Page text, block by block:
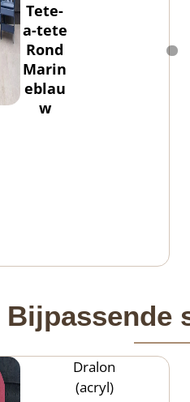
Tete-
a-tete
Rond
Marin
eblau
w
Bijpassende
Dralon
(acryl)